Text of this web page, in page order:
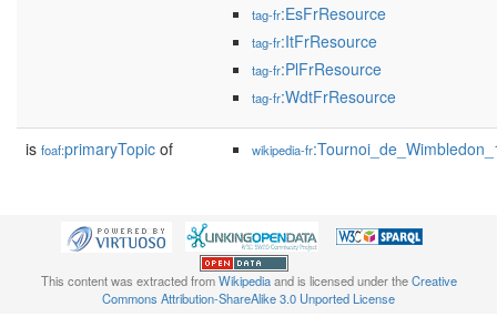
tag-fr:EsFrResource
tag-fr:ItFrResource
tag-fr:PlFrResource
tag-fr:WdtFrResource
is foaf:primaryTopic of wikipedia-fr
This content was extracted fromWikipediaand is licensed under theCreative
Commons Attribution-ShareAlike 3.0 Unported License